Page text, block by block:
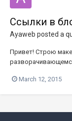
Ссылки в
Ayaweb posted a
Привет! Строю
все точно также,
March 12, 2015